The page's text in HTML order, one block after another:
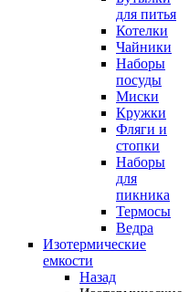
для питья
Котелки
Чайники
Наборы
посуды
Миски
Кружки
Фляги и
стопки
Наборы
для
пикника
Термосы
Ведра
Изотермические
емкости
Назад